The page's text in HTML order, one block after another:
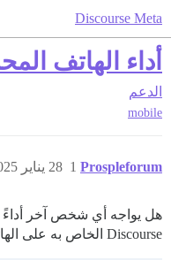
Discourse Meta
أداء الهاتف
الدعم
mobile
Prospleforum 28 يناير 2025، 1:06ص 1
هل يواجه أي شخص آخر
Discourse الخاص به على الهاتف المحمول؟